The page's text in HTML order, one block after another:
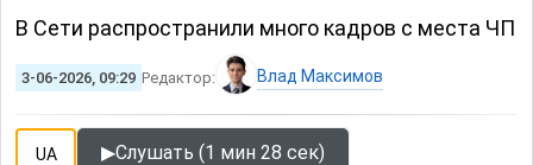
В Сети распространили много кадров с места ЧП
3-06-2026, 09:29 Редактор: Влад Максимов
UA ▶Слушать (1 мин 28 сек)